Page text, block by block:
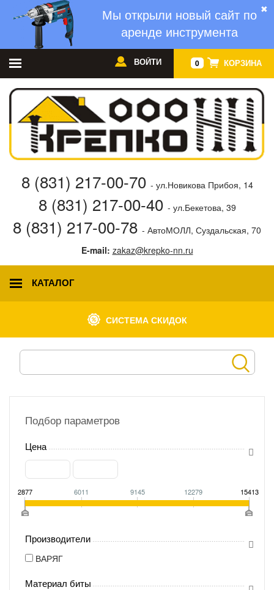
✖
Мы открыли новый сайт по
аренде инструмента
0 КОРЗИНА
ВОЙТИ
8 (831) 217-00-70 - ул.Новикова Прибоя, 14
8 (831) 217-00-40 - ул.Бекетова, 39
8 (831) 217-00-78 - АвтоМОЛЛ, Суздальская, 70
E-mail: zakaz@krepko-nn.ru
КАТАЛОГ
СИСТЕМА СКИДОК
Подбор параметров
Цена
2877 6011 9145 12279 15413
Производители
ВАРЯГ
Материал биты